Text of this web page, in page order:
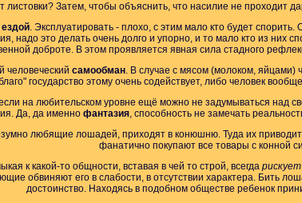
листовки? Затем, чтобы объяснить, что насилие не проходит
. Эксплуатировать - плохо, с этим мало кто будет
надо это делать очень долго и упорно, и то мало кто из них
доброте. В этом проявляется явная сила стадного
человеческий самообман. В случае с мясом (молоком, яйцами)
государство этому очень содействует, либо человек
на любительском уровне ещё можно не задумываться над
Да, да именно фантазия, способность не замечать
любящие лошадей, приходят в конюшню. Туда их приводит
фанатично покупают все товары с конной
к какой-то общности, вставая в чей то строй, всегда рискует
обвиняют его в слабости, в отсутствии характера. Бить
достоинство. Находясь в подобном обществе ребенок